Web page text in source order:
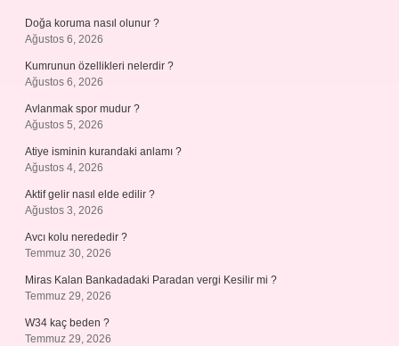
Doğa koruma nasıl olunur ?
Ağustos 6, 2026
Kumrunun özellikleri nelerdir ?
Ağustos 6, 2026
Avlanmak spor mudur ?
Ağustos 5, 2026
Atiye isminin kurandaki anlamı ?
Ağustos 4, 2026
Aktif gelir nasıl elde edilir ?
Ağustos 3, 2026
Avcı kolu nerededir ?
Temmuz 30, 2026
Miras Kalan Bankadadaki Paradan vergi Kesilir mi ?
Temmuz 29, 2026
W34 kaç beden ?
Temmuz 29, 2026